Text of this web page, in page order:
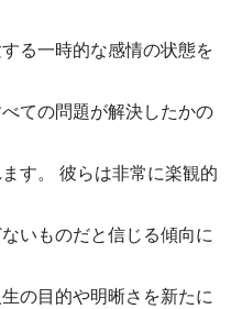
る一時的な感情の状態を
ての問題が解決したかの
す。 彼らは非常に楽観的
いものだと信じる傾向に
の目的や明晰さを新たに